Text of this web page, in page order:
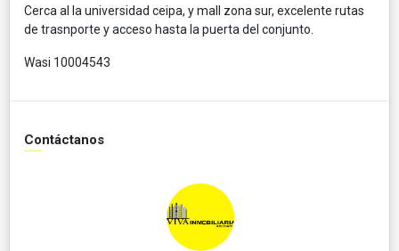
Cerca al la universidad ceipa, y mall zona sur, excelente rutas
de trasnporte y acceso hasta la puerta del conjunto.
Wasi 10004543
Contáctanos